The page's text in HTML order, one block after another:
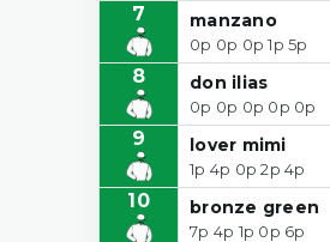
7 manzano
0p 0p 0p 1p 5p
8 don ilias
0p 0p 0p 0p 0p
9 lover mimi
1p 4p 0p 2p 4p
10 bronze green
7p 4p 1p 0p 6p